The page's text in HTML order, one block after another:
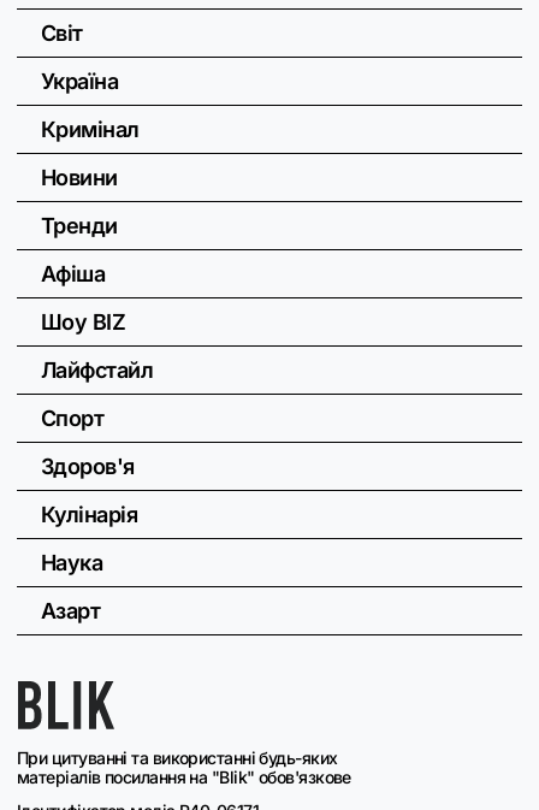
При цитуванні та використанні будь-яких
матеріалів посилання на "Blik" обов'язкове
Світ
Україна
Кримінал
Новини
Тренди
Афіша
Шоу BIZ
Лайфстайл
Спорт
Здоров'я
Кулінарія
Наука
Азарт